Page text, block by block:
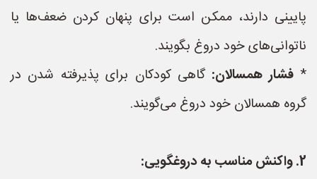
پایینی دارند، ممکن است برای پنهان کردن ضعف‌ها یا
ناتوانی‌های خود دروغ بگویند.
*فشار همسالان: گاهی کودکان برای پذیرفته شدن در
گروه همسالان خود دروغ می‌گویند.
2. واکنش مناسب به دروغگویی: